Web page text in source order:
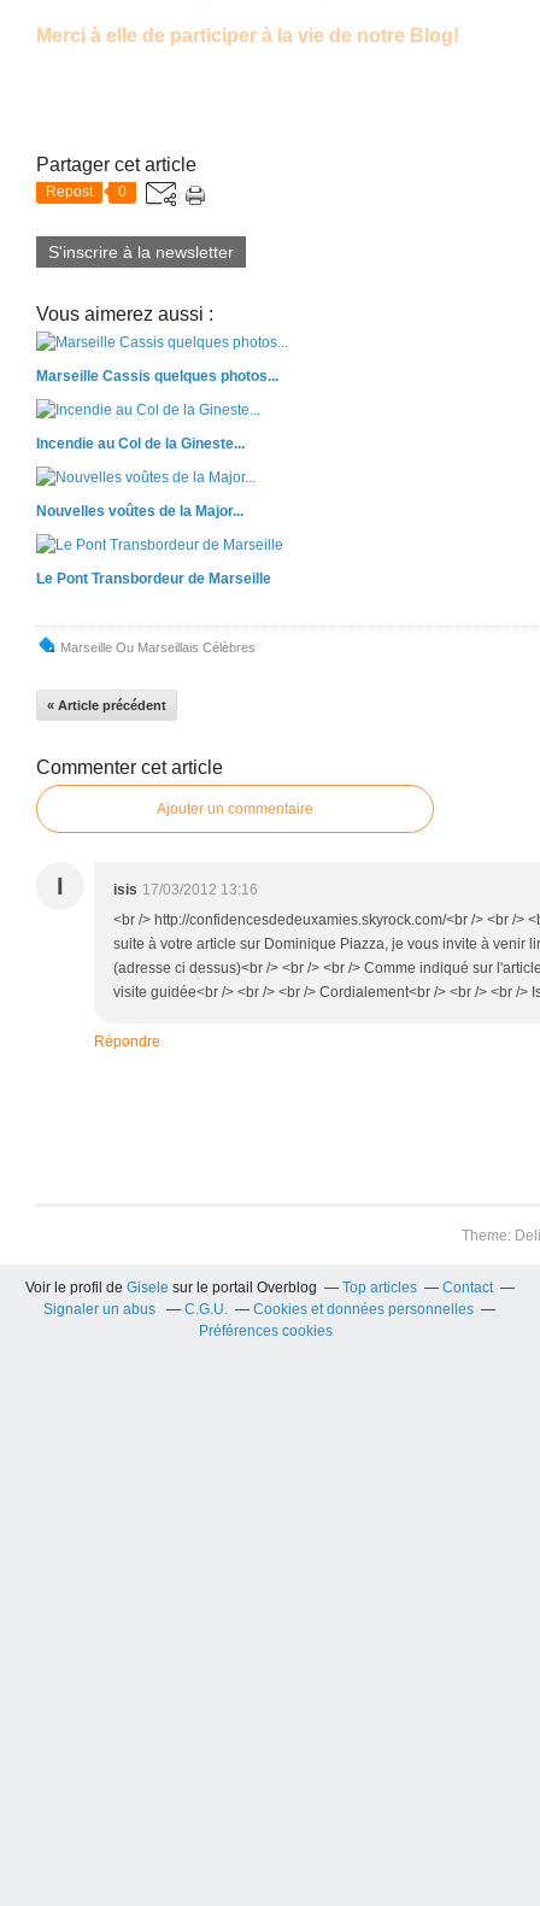
Merci à elle de participer à la vie de notre Blog!
Partager cet article
Repost 0
S'inscrire à la newsletter
Vous aimerez aussi :
Marseille Cassis quelques photos...
Incendie au Col de la Gineste...
Nouvelles voûtes de la Major...
Le Pont Transbordeur de Marseille
Marseille Ou Marseillais Célèbres
« Article précédent
Commenter cet article
Ajouter un commentaire
I isis 17/03/2012 13:16
<br /> http://confidencesdedeuxamies.skyrock.com/<br /> <br />
suite à votre article sur Dominique Piazza, je vous invite à venir
(adresse ci dessus)<br /> <br /> <br /> Comme indiqué sur
visite guidée<br /> <br /> <br /> Cordialement<br /> <br /> <br />
Répondre
Theme:
Voir le profil de Gisele sur le portail Overblog Top articles
Contact
Signaler un abus
C.G.U.
Cookies et données personnelles
Préférences cookies